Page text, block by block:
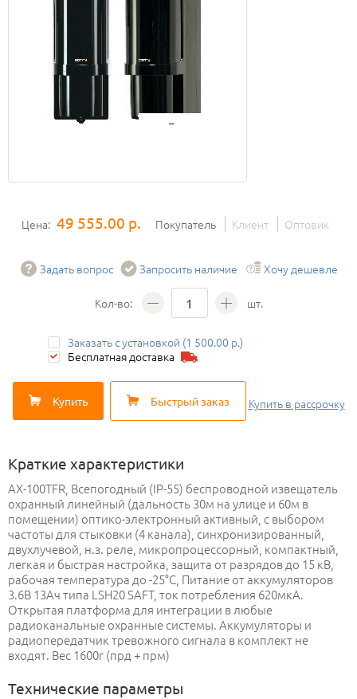
Цена: 49 555.00 р. Покупатель Клиент Оптовик
Задать вопрос Запросить наличие Хочу дешевле
Кол-во: шт.
Заказать с установкой (1 500.00 р.)
Бесплатная доставка
Купить Быстрый заказ Купить в рассрочку
Краткие характеристики
AX-100TFR, Всепогодный (IP-55) беспроводной извещатель
охранный линейный (дальность 30м на улице и 60м в
помещении) оптико-электронный активный, с выбором
частоты для стыковки (4 канала), синхронизированный,
двухлучевой, н.з. реле, микропроцессорный, компактный,
легкая и быстрая настройка, защита от разрядов до 15 кВ,
рабочая температура до -25°С, Питание от аккумуляторов
3.6В 13Ач типа LSH20 SAFT, ток потребления 620мкА.
Открытая платформа для интеграции в любые
радиоканальные охранные системы. Аккумуляторы и
радиопередатчик тревожного сигнала в комплект не
входят. Вес 1600г (прд + прм)
Технические параметры